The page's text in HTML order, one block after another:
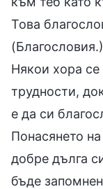
Това
Някои хора се
трудности,
е да си
Понасянето
добре дълга
бъде